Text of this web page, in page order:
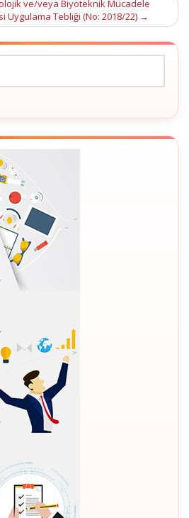
ve/veya Biyoteknik Mücadele
Uygulama Tebliği (No: 2018/22) →